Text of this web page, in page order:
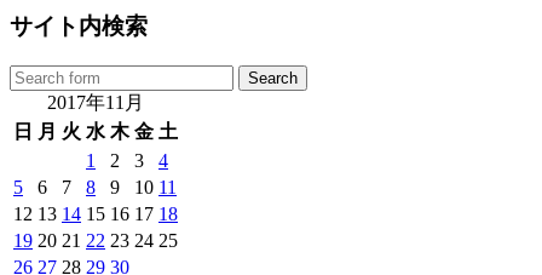
サイト内検索
2017年11月
日
月 火 水 木 金 土
1
2 3
4
5
6 7 8 9 10 11
12 13 14 15 16 17 18
19 20 21 22 23 24 25
26 27 28 29 30